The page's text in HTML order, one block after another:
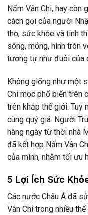
Nấm Vân Chi, hay
cách gọi của người
thọ, sức khỏe và tinh
sóng, mỏng, hình tròn
tương tự như đuôi của
Không giống như một
Chi mọc phổ biến trên
trên khắp thế giới. Tuy
cùng quý giá. Người
hàng ngày từ thời nhà
đã kết hợp Nấm Vân
của mình, nhằm tối ưu
5 Lợi Ích Sức
Các nước Châu Á đã
Vân Chi trong nhiều